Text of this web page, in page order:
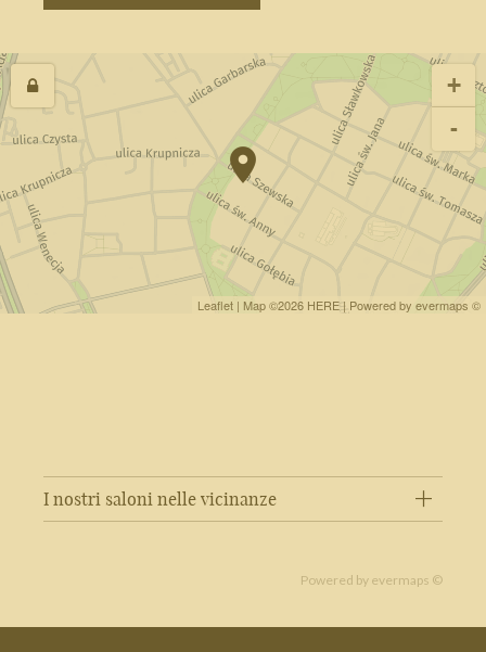
+
-
Leaflet | Map ©2026 HERE| Powered by evermaps ©
I nostri saloni nelle vicinanze
Powered by evermaps ©